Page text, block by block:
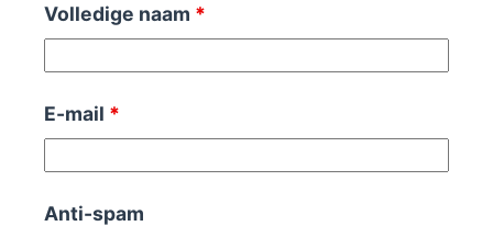
Volledige naam *
E-mail *
Anti-spam